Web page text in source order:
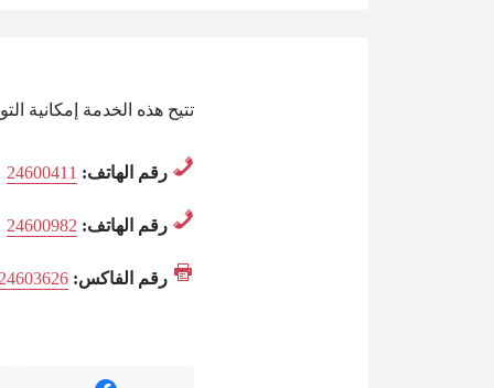
تتيح هذه الخدمة
رقم الهاتف: 24600411
رقم الهاتف: 24600982
رقم الفاكس: 24603626